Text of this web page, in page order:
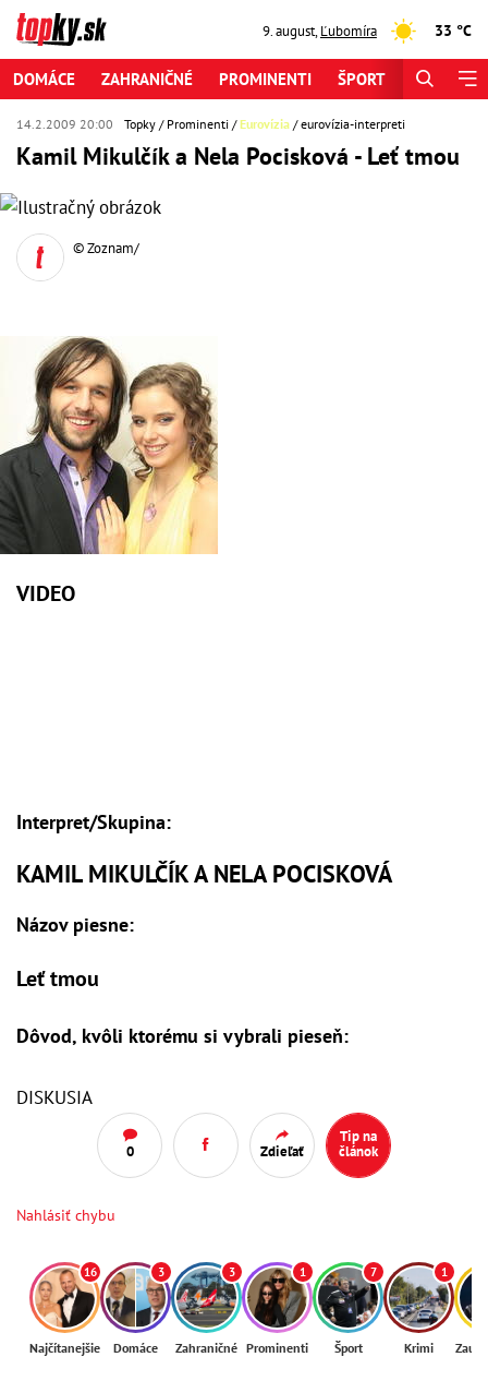
9. august,Ľubomíra 33 °C
DOMÁCE ZAHRANIČNÉ PROMINENTI ŠPORT
14.2.2009 20:00 Topky Prominenti Eurovízia eurovízia-interpreti
Kamil Mikulčík a Nela Pocisková - Leť tmou
© Zoznam/
VIDEO
Interpret/Skupina:
KAMIL MIKULČÍK A NELA POCISKOVÁ
Názov piesne:
Leť tmou
Dôvod, kvôli ktorému si vybrali pieseň:
DISKUSIA
0 Zdieľať
Tip na
článok
Nahlásiť chybu
16
Najčítanejšie
3
Domáce
3
Zahraničné
1
Prominenti
7
Šport
1
Krimi